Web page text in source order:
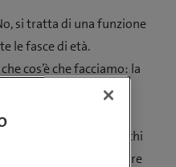
si tratta di una funzione
le fasce di età.
cos’è che facciamo: la
come un nastro
solo di quello che mi
Con funzione Replay, chi
comodamente tornare